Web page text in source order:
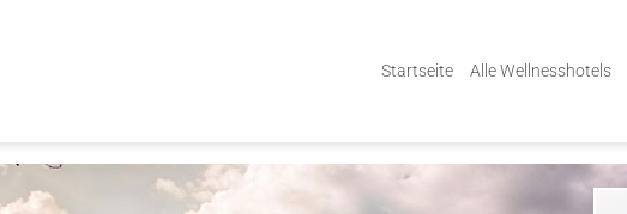
Startseite Alle Wellnesshotels